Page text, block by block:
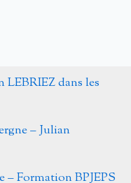
dans les
– Julian
– Formation BPJEPS